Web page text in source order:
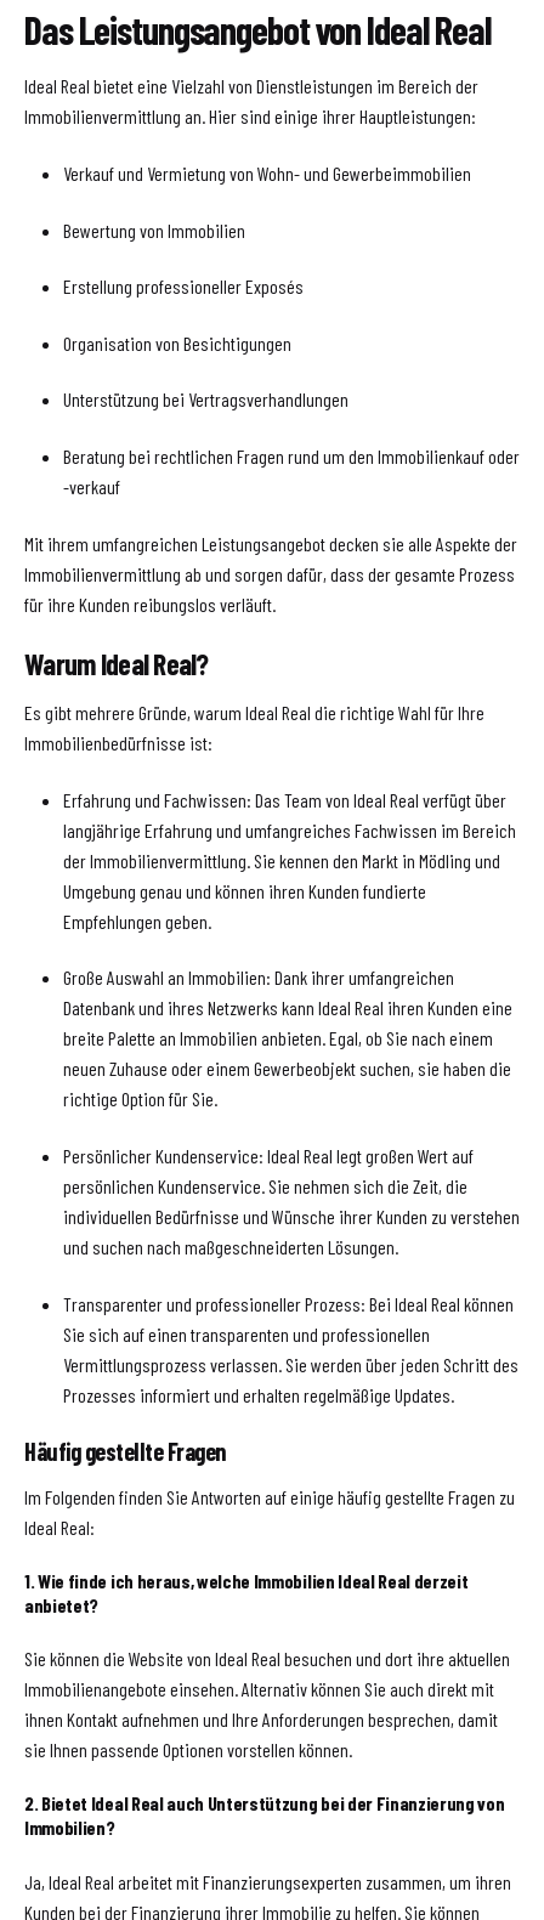
Das Leistungsangebot von Ideal Real
Ideal Real bietet eine Vielzahl von Dienstleistungen im Bereich der
Immobilienvermittlung an. Hier sind einige ihrer Hauptleistungen:
Verkauf und Vermietung von Wohn- und Gewerbeimmobilien
Bewertung von Immobilien
Erstellung professioneller Exposés
Organisation von Besichtigungen
Unterstützung bei Vertragsverhandlungen
Beratung bei rechtlichen Fragen rund um den Immobilienkauf oder
-verkauf
Mit ihrem umfangreichen Leistungsangebot decken sie alle Aspekte der
Immobilienvermittlung ab und sorgen dafür, dass der gesamte Prozess
für ihre Kunden reibungslos verläuft.
Warum Ideal Real?
Es gibt mehrere Gründe, warum Ideal Real die richtige Wahl für Ihre
Immobilienbedürfnisse ist:
Erfahrung und Fachwissen: Das Team von Ideal Real verfügt über
langjährige Erfahrung und umfangreiches Fachwissen im Bereich
der Immobilienvermittlung. Sie kennen den Markt in Mödling und
Umgebung genau und können ihren Kunden fundierte
Empfehlungen geben.
Große Auswahl an Immobilien: Dank ihrer umfangreichen
Datenbank und ihres Netzwerks kann Ideal Real ihren Kunden eine
breite Palette an Immobilien anbieten. Egal, ob Sie nach einem
neuen Zuhause oder einem Gewerbeobjekt suchen, sie haben die
richtige Option für Sie.
Persönlicher Kundenservice: Ideal Real legt großen Wert auf
persönlichen Kundenservice. Sie nehmen sich die Zeit, die
individuellen Bedürfnisse und Wünsche ihrer Kunden zu verstehen
und suchen nach maßgeschneiderten Lösungen.
Transparenter und professioneller Prozess: Bei Ideal Real können
Sie sich auf einen transparenten und professionellen
Vermittlungsprozess verlassen. Sie werden über jeden Schritt des
Prozesses informiert und erhalten regelmäßige Updates.
Häufig gestellte Fragen
Im Folgenden finden Sie Antworten auf einige häufig gestellte Fragen zu
Ideal Real:
1. Wie finde ich heraus, welche Immobilien Ideal Real derzeit
anbietet?
Sie können die Website von Ideal Real besuchen und dort ihre aktuellen
Immobilienangebote einsehen. Alternativ können Sie auch direkt mit
ihnen Kontakt aufnehmen und Ihre Anforderungen besprechen, damit
sie Ihnen passende Optionen vorstellen können.
2. Bietet Ideal Real auch Unterstützung bei der Finanzierung von
Immobilien?
Ja, Ideal Real arbeitet mit Finanzierungsexperten zusammen, um ihren
Kunden bei der Finanzierung ihrer Immobilie zu helfen. Sie können